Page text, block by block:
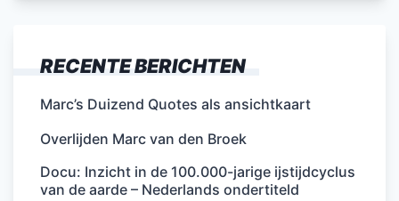
RECENTE BERICHTEN
Marc’s Duizend Quotes als ansichtkaart
Overlijden Marc van den Broek
Docu: Inzicht in de 100.000-jarige ijstijdcyclus
van de aarde – Nederlands ondertiteld